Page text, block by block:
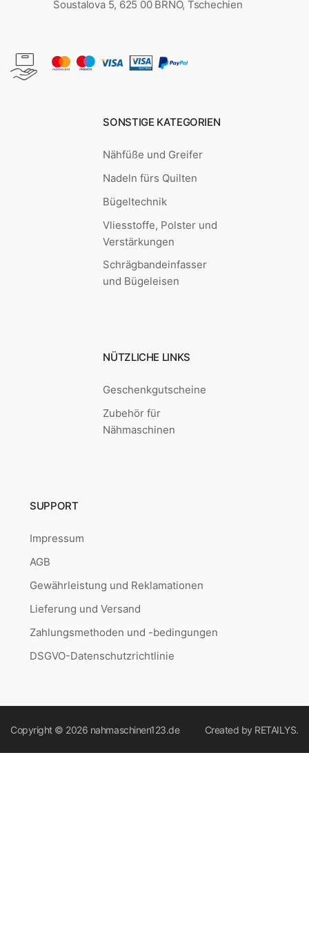
Šoustalova 5, 625 00 BRNO, Tschechien
SONSTIGE KATEGORIEN
Nähfüße und Greifer
Nadeln fürs Quilten
Bügeltechnik
Vliesstoffe, Polster und
Verstärkungen
Schrägbandeinfasser
und Bügeleisen
NÜTZLICHE LINKS
Geschenkgutscheine
Zubehör für
Nähmaschinen
SUPPORT
Impressum
AGB
Gewährleistung und Reklamationen
Lieferung und Versand
Zahlungsmethoden und -bedingungen
DSGVO-Datenschutzrichtlinie
Copyright © 2026 nahmaschinen123.de Created by RETAILYS.